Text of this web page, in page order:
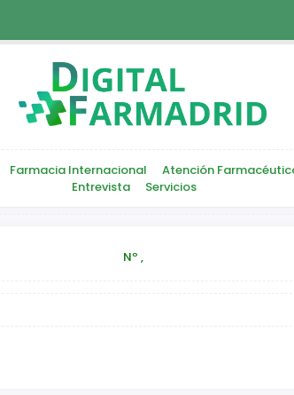
Farmacia Internacional Atención
Entrevista
Servicios
Nº ,